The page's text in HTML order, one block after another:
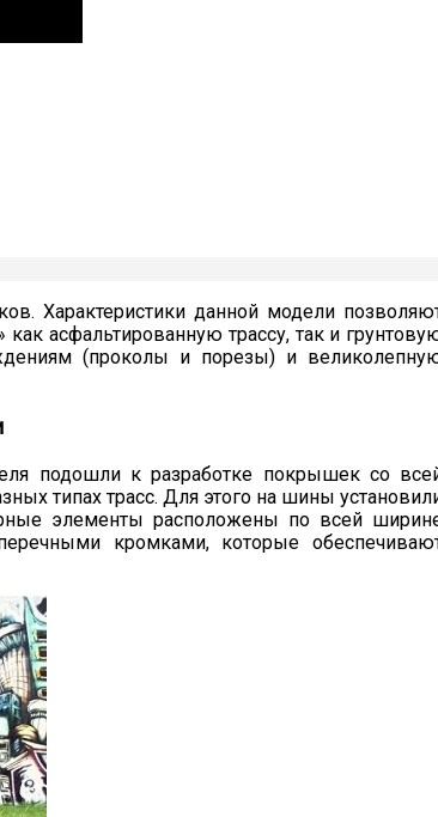
Характеристики данной модели
асфальтированную трассу, так и
(проколы и порезы) и
подошли к разработке покрышек со
типах трасс. Для этого на шины
элементы расположены по всей
кромками, которые